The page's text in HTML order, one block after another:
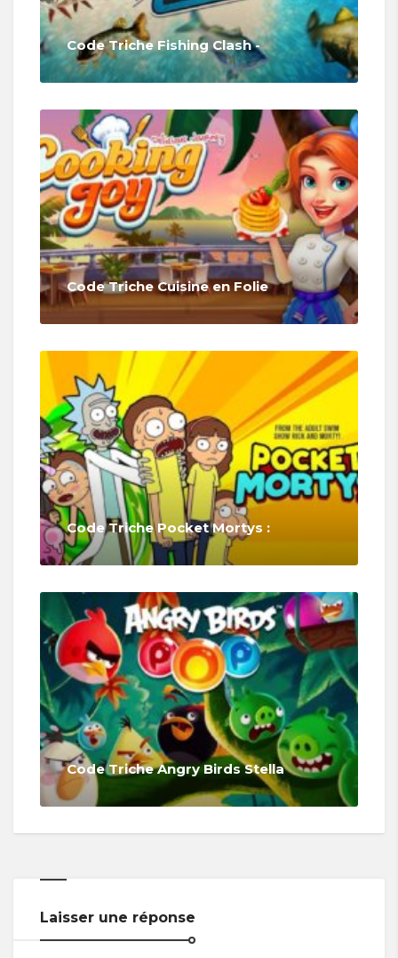
Code Triche Fishing Clash -
Code Triche Cuisine en Folie
Code Triche Pocket Mortys :
Code Triche Angry Birds Stella
Laisser une réponse